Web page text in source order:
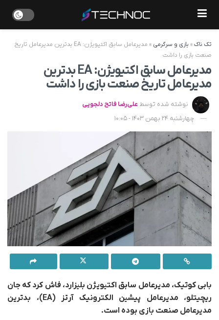
تک ناک» بازی و سرگرمی »
مدیرعامل سابق اکتیویژن: EA بدترین مدیرعامل تاریخ
صنعت بازی‌ را داشت
مدیرعامل سابق اکتیویژن: EA بدترین
مدیرعامل تاریخ صنعت بازی‌ را داشت
نوشته شده توسط علی‌رضا فاتح دلجویی
چهارشنبه 24 بهمن 1403 - 10:05
بابی کوتیک، مدیرعامل سابق اکتیویژن بلیزارد، فاش کرد که جان
ریچیتلو، مدیرعامل پیشین الکترونیک آرتز (EA)، بدترین
مدیرعامل صنعت بازی بوده است.